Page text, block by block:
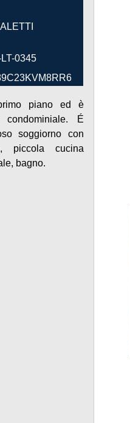
0345
piano ed è
condominiale. É
soggiorno con
piccola cucina
bagno.